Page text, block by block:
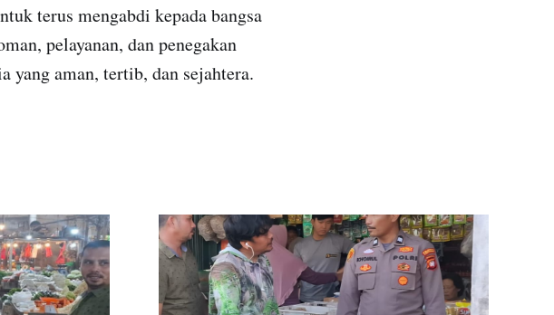
terus mengabdi kepada bangsa
pelayanan, dan penegakan
yang aman, tertib, dan sejahtera.